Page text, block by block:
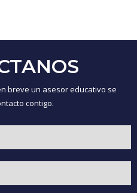
breve un asesor educativo se
contigo.